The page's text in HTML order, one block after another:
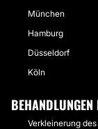
München
Hamburg
Düsseldorf
Köln
Verkleinerung